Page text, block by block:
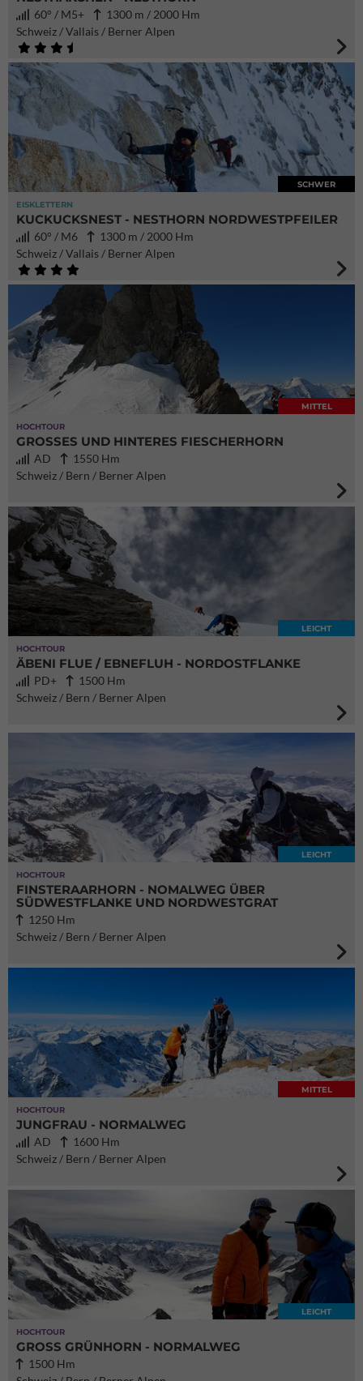
60° / M5+
1300 m / 2000 Hm
Schweiz / Vallais / Berner Alpen
EISKLETTERN
SCHWER
KUCKUCKSNEST - NESTHORN NORDWESTPFEILER
60° / M6
1300 m / 2000 Hm
Schweiz / Vallais / Berner Alpen
HOCHTOUR
MITTEL
GROSSES UND HINTERES FIESCHERHORN
AD
1550 Hm
Schweiz / Bern / Berner Alpen
HOCHTOUR
LEICHT
ÄBENI FLUE / EBNEFLUH - NORDOSTFLANKE
PD+
1500 Hm
Schweiz / Bern / Berner Alpen
HOCHTOUR
LEICHT
FINSTERAARHORN - NOMALWEG ÜBER
SÜDWESTFLANKE UND NORDWESTGRAT
1250 Hm
Schweiz / Bern / Berner Alpen
HOCHTOUR
MITTEL
JUNGFRAU - NORMALWEG
AD
1600 Hm
Schweiz / Bern / Berner Alpen
HOCHTOUR
LEICHT
GROSS GRÜNHORN - NORMALWEG
1500 Hm